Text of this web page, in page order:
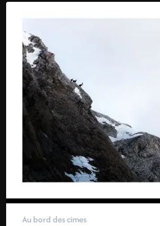
Au bord des cimes